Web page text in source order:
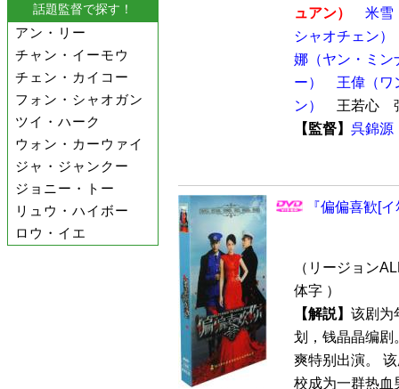
話題監督で探す！
アン・リー
チャン・イーモウ
チェン・カイコー
フォン・シャオガン
ツイ・ハーク
ウォン・カーウァイ
ジャ・ジャンクー
ジョニー・トー
リュウ・ハイボー
ロウ・イエ
ュアン）
米雪
シャオチェン）
娜（ヤン・ミン
ー）
王偉（ワ
ン）
王若心
【監督】 呉錦源
『偏偏喜歓[
（リージョン
体字 ）
【解説】 该剧为
划，钱晶晶编剧
爽特别出演。
校成为一群热血